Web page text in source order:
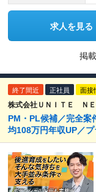
求人を見る
掲
終了間近 正社員 面接
株式会社ＵＮＩＴＥ ＮＥ
PM・PL候補／完全案
均108万円年収UP／